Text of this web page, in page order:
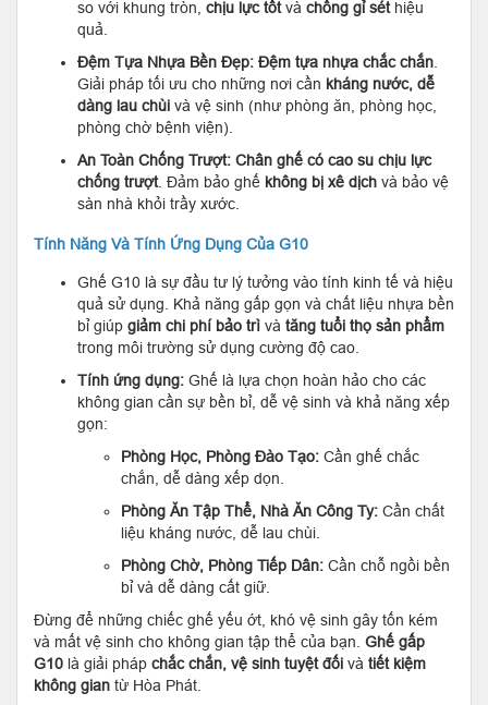
so với khung tròn, chịu lực tốtvà chống gỉ séthiệu
quả.
Đệm Tựa Nhựa Bền Đẹp: Đệm tựa nhựa chắc chắn
Giải pháp tối ưu cho những nơi cần kháng nước, dễ
dàng lau chùi và vệ sinh (như phòng ăn, phòng học,
phòng chờ bệnh viện).
An Toàn Chống Trượt: Chân ghế có cao su chịu lực
chống trượt. Đảm bảo ghế không bị xê dịch và bảo vệ
sàn nhà khỏi trầy xước.
Tính Năng Và Tính Ứng Dụng Của G10
Ghế G10 là sự đầu tư lý tưởng vào tính kinh tế và hiệu
quả sử dụng. Khả năng gấp gọn và chất liệu nhựa bền
bỉ giúp giảm chi phí bảo trì và tăng tuổi thọ sản phẩm
trong môi trường sử dụng cường độ cao.
Tính ứng dụng: Ghế là lựa chọn hoàn hảo cho các
không gian cần sự bền bỉ, dễ vệ sinh và khả năng xếp
gọn:
Phòng Học, Phòng Đào Tạo: Cần ghế chắc
chắn, dễ dàng xếp dọn.
Phòng Ăn Tập Thể, Nhà Ăn Công Ty: Cần chất
liệu kháng nước, dễ lau chùi.
Phòng Chờ, Phòng Tiếp Dân: Cần chỗ ngồi bền
bỉ và dễ dàng cất giữ.
Đừng để những chiếc ghế yếu ớt, khó vệ sinh gây tốn kém
và mất vệ sinh cho không gian tập thể của bạn. Ghế gấp
G10 là giải pháp chắc chắn, vệ sinh tuyệt đối và tiết kiệm
không gian từ Hòa Phát.